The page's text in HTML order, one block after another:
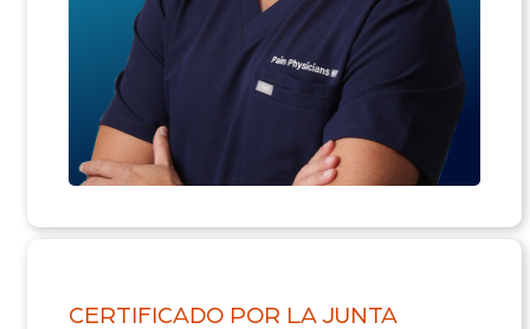
CERTIFICADO POR LA JUNTA